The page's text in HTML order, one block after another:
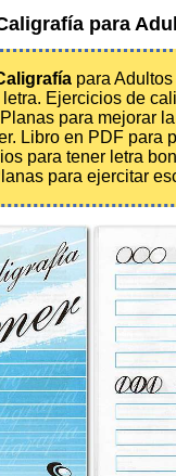
para
para
Ejercicios de
para mejorar
Libro en PDF para
para tener letra
para ejercitar